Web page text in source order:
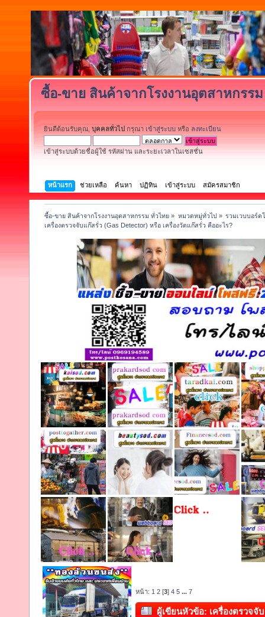
ซื้อ-ขาย สินค้าจากโรงงานอุตสาหกรร
ยินดีต้อนรับคุณ, บุคคลทั่วไป กรุณา เข้าสู่ระบบ หรือ ลงทะเบียน
เข้าสู่ระบบด้วยชื่อผู้ใช้ รหัสผ่าน และระยะเวลาในเซสชั่น
หน้าแรก ช่วยเหลือ ค้นหา ปฏิทิน เข้าสู่ระบบ สมัครสมาชิก
ซื้อ-ขาย สินค้าจากโรงงานอุตสาหกรรม ทั่วไทย » หมวดหมู่ทั่วไป» รวมเวบบอร์ด
เครื่องตรวจจับแก๊สรั่ว (Gas Detector) หรือ เครื่องวัดแก๊สรั่ว คืออะไร?
หน้า: 1 2 [3] 4 5 ... 7
ผู้เขียนหัวข้อ: เครื่องตรวจจั